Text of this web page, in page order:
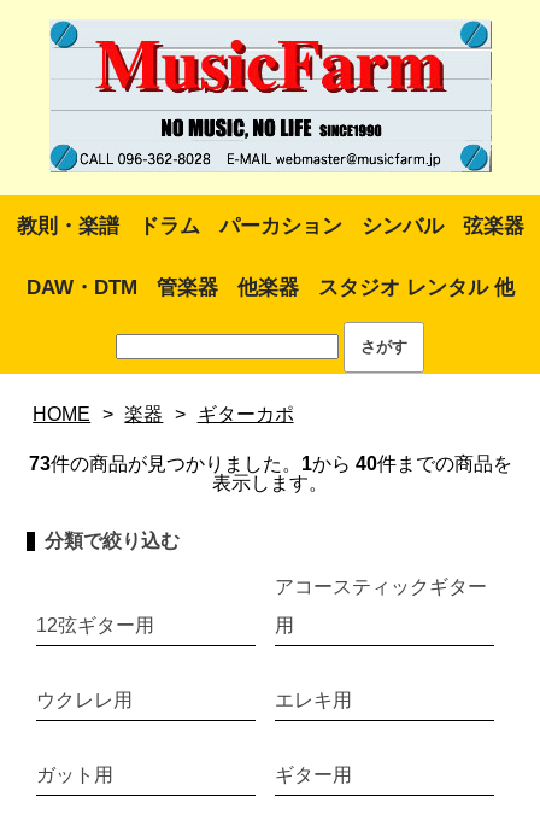
教則・楽譜 ドラム パーカション シンバル 弦楽器
DAW・DTM 管楽器 他楽器 スタジオ レンタル 他
HOME > 楽器 > ギターカポ
73件の商品が見つかりました。 1から 40件までの商品を
表示します。
分類で絞り込む
12弦ギター用
アコースティックギター
用
ウクレレ用 エレキ用
ガット用 ギター用